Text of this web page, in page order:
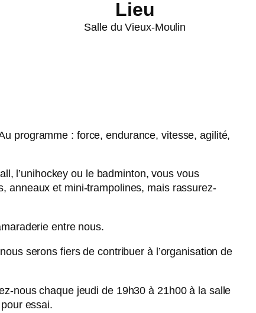
Lieu
Salle du Vieux-Moulin
programme : force, endurance, vitesse, agilité,
l’unihockey ou le badminton, vous vous
anneaux et mini-trampolines, mais rassurez-
entre nous.
serons fiers de contribuer à l’organisation de
nous chaque jeudi de 19h30 à 21h00 à la salle
essai.